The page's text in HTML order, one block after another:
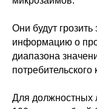
Они будут
информацию о
диапазона
потребительского
Для должностных